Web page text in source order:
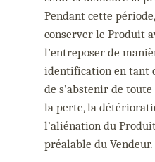
Pendant cette
conserver le Produit
l’entreposer de
identification en tant
de s’abstenir de
la perte, la
l’aliénation du
préalable du Vendeur.